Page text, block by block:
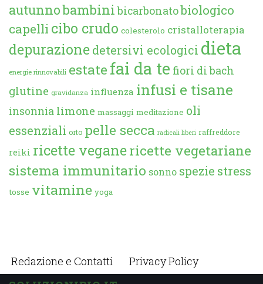
autunnobambini bicarbonatobiologico
capelli cibo crudo colesterolo cristalloterapia
depurazione detersivi ecologici dieta
energie rinnovabili estate fai da te fiori di bach
glutine gravidanza influenza infusi e tisane
insonnia limone massaggi meditazione oli
essenziali orto pelle secca radicali liberi raffreddore
reiki ricette veganericette vegetariane
sistema immunitario sonno spezie stress
tosse vitamine yoga
Redazione e Contatti Privacy Policy